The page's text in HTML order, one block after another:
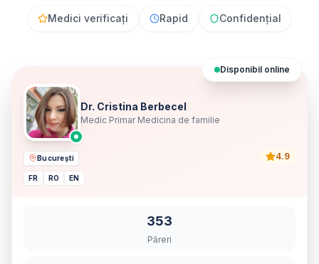
Medici verificați Rapid Confidențial
Dr. Cristina Berbecel
Medic Primar Medicina de familie
București
FR RO EN
4.9
353
Păreri
Disponibil online